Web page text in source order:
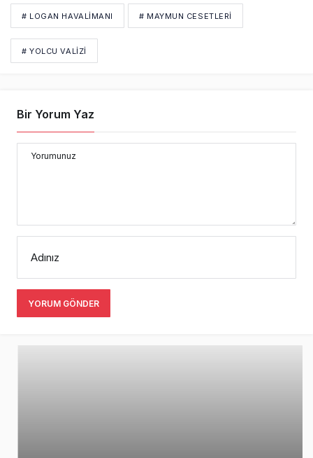
# LOGAN HAVALIMANI # MAYMUN CESETLERI
# YOLCU VALIZI
Bir Yorum Yaz
Yorumunuz
Adınız
YORUM GÖNDER